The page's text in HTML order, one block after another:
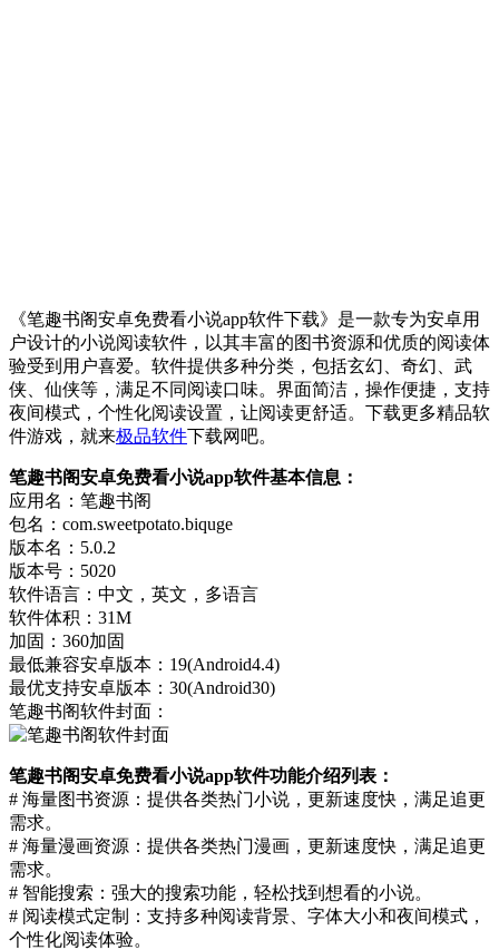
《笔趣书阁安卓免费看小说app软件下载》是一款专为安卓用
户设计的小说阅读软件，以其丰富的图书资源和优质的阅读体
验受到用户喜爱。软件提供多种分类，包括玄幻、奇幻、武
侠、仙侠等，满足不同阅读口味。界面简洁，操作便捷，支持
夜间模式，个性化阅读设置，让阅读更舒适。下载更多精品软
件游戏，就来极品软件下载网吧。
笔趣书阁安卓免费看小说app软件基本信息：
应用名：笔趣书阁
包名：com.sweetpotato.biquge
版本名：5.0.2
版本号：5020
软件语言：中文，英文，多语言
软件体积：31M
加固：360加固
最低兼容安卓版本：19(Android4.4)
最优支持安卓版本：30(Android30)
笔趣书阁软件封面：
笔趣书阁安卓免费看小说app软件功能介绍列表：
# 海量图书资源：提供各类热门小说，更新速度快，满足追更
需求。
# 海量漫画资源：提供各类热门漫画，更新速度快，满足追更
需求。
# 智能搜索：强大的搜索功能，轻松找到想看的小说。
# 阅读模式定制：支持多种阅读背景、字体大小和夜间模式，
个性化阅读体验。